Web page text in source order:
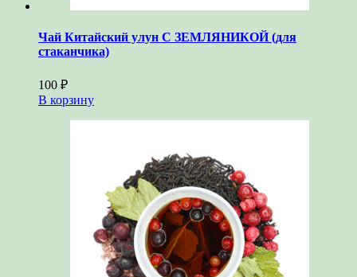
Чай Китайский улун С ЗЕМЛЯНИКОЙ (для
стаканчика)
100 ₽
В корзину